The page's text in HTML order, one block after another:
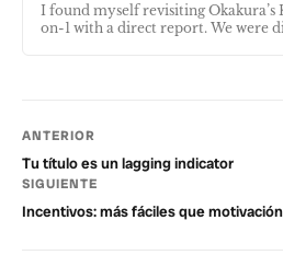
I found myself revisiting Okakura’s
on-1 with a direct report. We were
ANTERIOR
Tu título es un lagging indicator
SIGUIENTE
Incentivos: más fáciles que motivación